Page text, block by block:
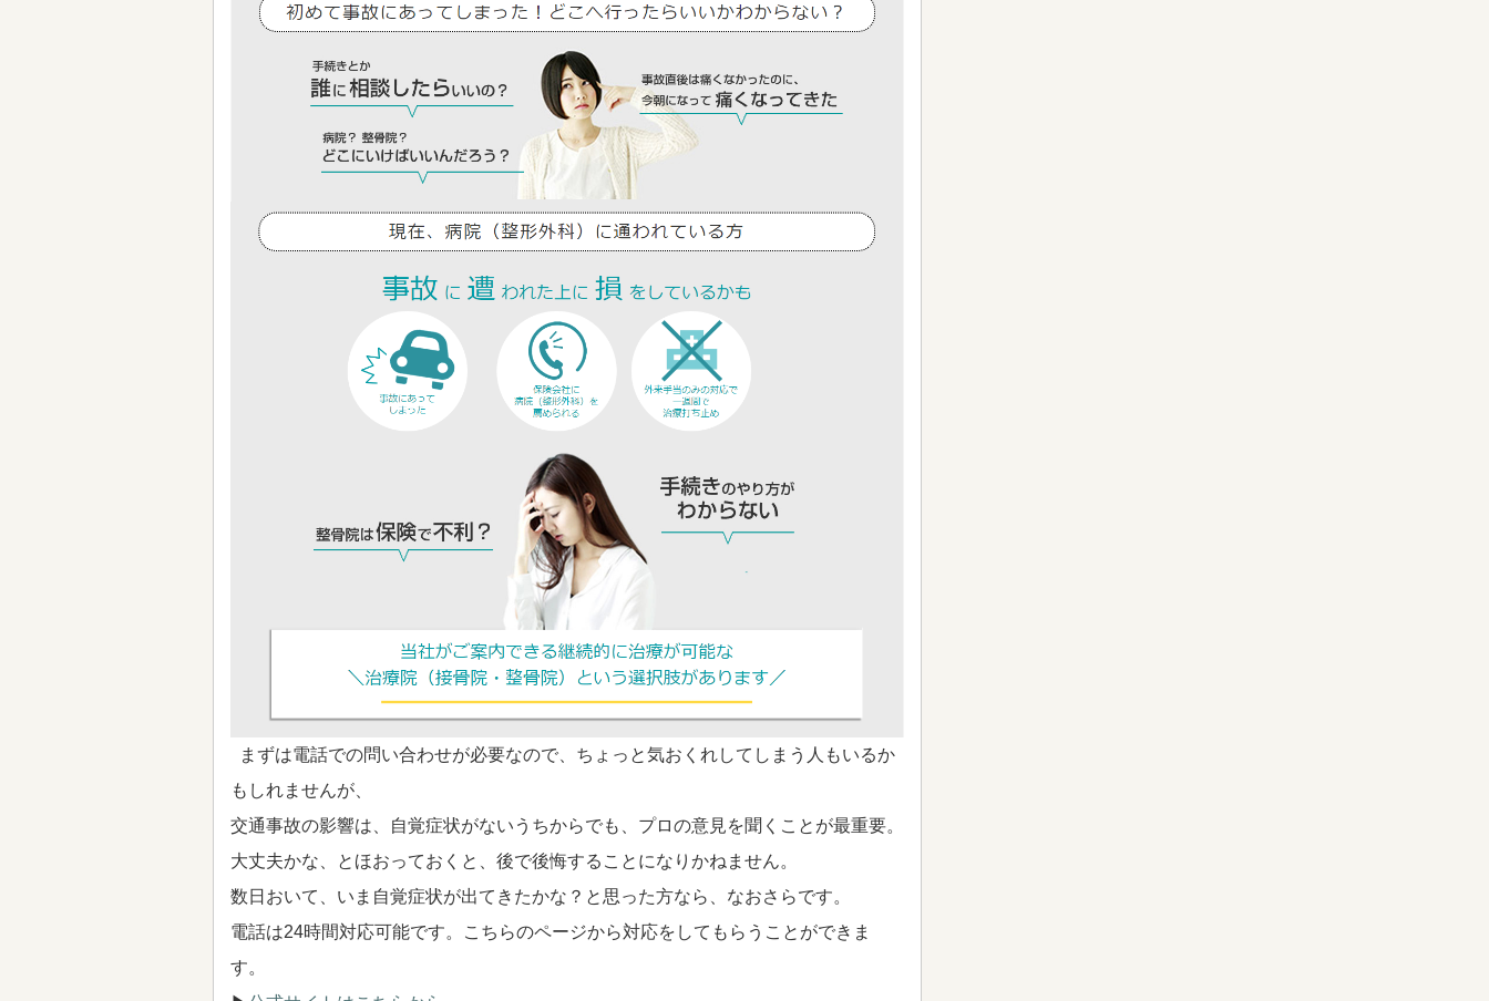
まずは電話での問い合わせが必要なので、ちょっと気おくれしてしまう人もいるか
もしれませんが、
交通事故の影響は、自覚症状がないうちからでも、プロの意見を聞くことが最重要。
大丈夫かな、とほおっておくと、後で後悔することになりかねません。
数日おいて、いま自覚症状が出てきたかな？と思った方なら、なおさらです。
電話は24時間対応可能です。こちらのページから対応をしてもらうことができま
す。